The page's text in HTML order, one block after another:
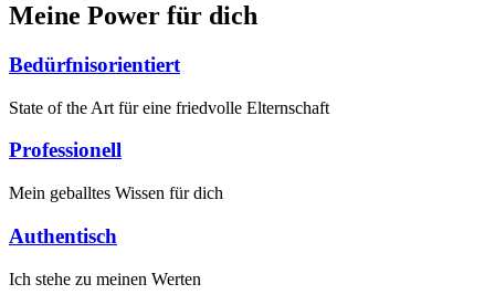
Meine Power für dich
Bedürfnisorientiert
State of the Art für eine friedvolle Elternschaft
Professionell
Mein geballtes Wissen für dich
Authentisch
Ich stehe zu meinen Werten